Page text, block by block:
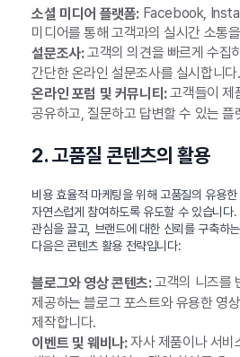
소셜 미디어 플랫폼:Facebook,
미디어를 통해 고객과의 실시간 소통
설문조사:고객의 의견을 빠르게 수집
간단한 온라인 설문조사를 실시합니다.
온라인 포럼 및 커뮤니티:고객들이 제
공유하고, 질문하고 답변할 수 있는 플
2. 고품질 콘텐츠의 활용
비용 효율적 마케팅을 위해 고품질의 유용한
자연스럽게 참여하도록 유도할 수 있습니다.
관심을 끌고, 브랜드에 대한 신뢰를 구축하
다음은 콘텐츠 활용 전략입니다:
블로그와 영상 콘텐츠:고객의 니즈를
제공하는 블로그 포스트와 유용한 영
제작합니다.
이벤트 및 웨비나:자사 제품이나 서비